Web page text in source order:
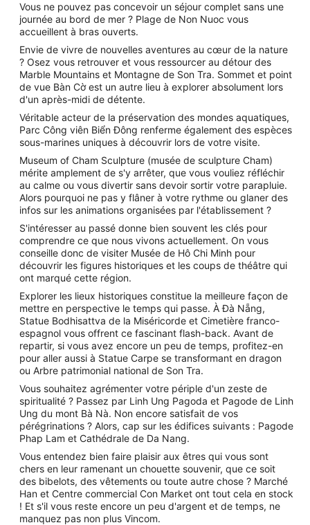
Vous ne pouvez pas concevoir un séjour complet sans une
journée au bord de mer ? Plage de Non Nuoc vous
accueillent à bras ouverts.
Envie de vivre de nouvelles aventures au cœur de la nature
? Osez vous retrouver et vous ressourcer au détour des
Marble Mountains et Montagne de Son Tra. Sommet et point
de vue Bàn Cờ est un autre lieu à explorer absolument lors
d'un après-midi de détente.
Véritable acteur de la préservation des mondes aquatiques,
Parc Công viên Biển Đông renferme également des espèces
sous-marines uniques à découvrir lors de votre visite.
Museum of Cham Sculpture (musée de sculpture Cham)
mérite amplement de s'y arrêter, que vous vouliez réfléchir
au calme ou vous divertir sans devoir sortir votre parapluie.
Alors pourquoi ne pas y flâner à votre rythme ou glaner des
infos sur les animations organisées par l'établissement ?
S'intéresser au passé donne bien souvent les clés pour
comprendre ce que nous vivons actuellement. On vous
conseille donc de visiter Musée de Hô Chi Minh pour
découvrir les figures historiques et les coups de théâtre qui
ont marqué cette région.
Explorer les lieux historiques constitue la meilleure façon de
mettre en perspective le temps qui passe. À Đà Nẵng,
Statue Bodhisattva de la Miséricorde et Cimetière franco-
espagnol vous offrent ce fascinant flash-back. Avant de
repartir, si vous avez encore un peu de temps, profitez-en
pour aller aussi à Statue Carpe se transformant en dragon
ou Arbre patrimonial national de Son Tra.
Vous souhaitez agrémenter votre périple d'un zeste de
spiritualité ? Passez par Linh Ung Pagoda et Pagode de Linh
Ung du mont Bà Nà. Non encore satisfait de vos
pérégrinations ? Alors, cap sur les édifices suivants : Pagode
Phap Lam et Cathédrale de Da Nang.
Vous entendez bien faire plaisir aux êtres qui vous sont
chers en leur ramenant un chouette souvenir, que ce soit
des bibelots, des vêtements ou toute autre chose ? Marché
Han et Centre commercial Con Market ont tout cela en stock
! Et s'il vous reste encore un peu d'argent et de temps, ne
manquez pas non plus Vincom.